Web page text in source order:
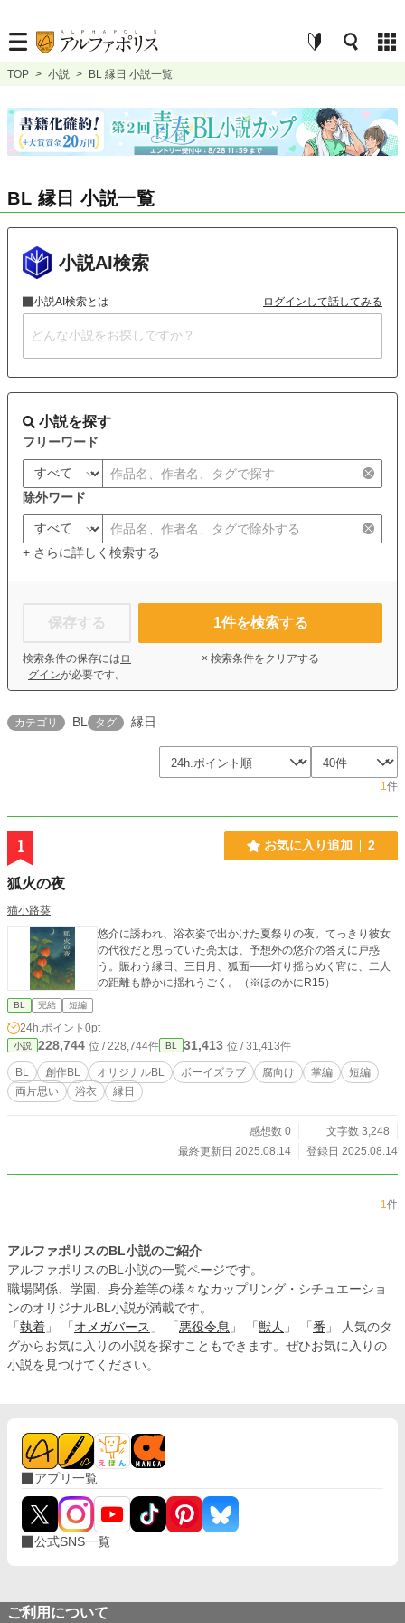
TOP > 小説 > BL 縁日 小説一覧
BL 縁日 小説一覧
小説AI検索
小説AI検索とは ログインして話してみる
小説を探す
フリーワード
除外ワード
+ さらに詳しく検索する
保存する
検索条件の保存には ロ
グインが必要です。
1件を検索する
× 検索条件をクリアする
カテゴリ BL タグ 縁日
1件
1 お気に入り追加 2
狐火の夜
猫小路葵
悠介に誘われ、浴衣姿で出かけた夏祭りの夜。てっきり彼女
の代役だと思っていた亮太は、予想外の悠介の答えに戸惑
う。賑わう縁日、三日月、狐面――灯り揺らめく宵に、二人
の距離も静かに揺れうごく。（※ほのかにR15）
BL 完結 短編
24h.ポイント 0pt
小説 228,744 位 / 228,744件 BL 31,413 位 / 31,413件
BL 創作BL オリジナルBL ボーイズラブ 腐向け 掌編
短編
両片思い
浴衣 縁日
感想数 0
文字数 3,248
最終更新日 2025.08.14
登録日 2025.08.14
1件
アルファポリスのBL小説のご紹介
アルファポリスのBL小説の一覧ページです。
職場関係、学園、身分差等の様々なカップリング・シチュエーショ
ンのオリジナルBL小説が満載です。
「 執着 」 「 オメガバース 」 「 悪役令息 」 「 獣人 」 「 番 」 人気のタ
グからお気に入りの小説を探すこともできます。ぜひお気に入りの
小説を見つけてください。
アプリ一覧
公式SNS一覧
ご利用について